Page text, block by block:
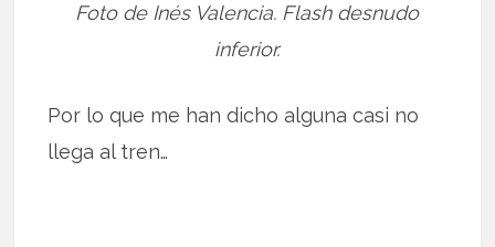
Foto de Inés Valencia. Flash desnudo
inferior.
Por lo que me han dicho alguna casi no
llega al tren…